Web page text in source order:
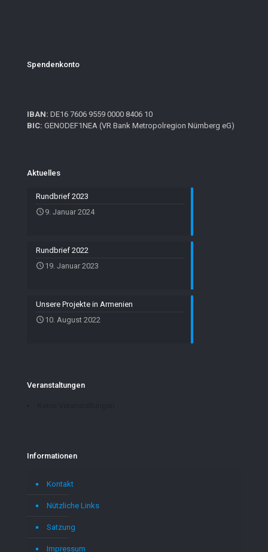
Spendenkonto
IBAN: DE16 7606 9559 0000 8406 10
BIC: GENODEF1NEA (VR Bank Metropolregion Nürnberg eG)
Aktuelles
Rundbrief 2023
9. Januar 2024
Rundbrief 2022
19. Januar 2023
Unsere Projekte in Armenien
10. August 2022
Veranstaltungen
Informationen
Kontakt
Nützliche Links
Satzung
Impressum